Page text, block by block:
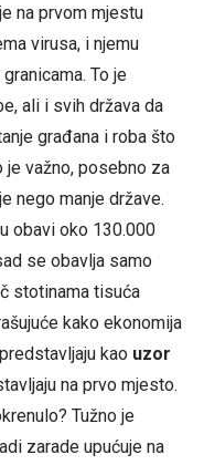
na prvom mjestu
virusa, i njemu
To je
ali i svih država da
građana i roba što
je važno, posebno za
nego manje države.
obavi oko 130.000
se obavlja samo
stotinama tisuća
kako ekonomija
kao uzor
na prvo mjesto.
Tužno je
zarade upućuje na